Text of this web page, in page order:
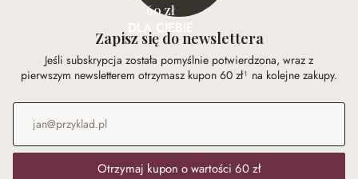
60 zł
DLA CIEBIE
Zapisz się do newslettera
Jeśli subskrypcja została pomyślnie potwierdzona, wraz z
pierwszym newsletterem otrzymasz kupon 60 zł¹ na kolejne zakupy.
Adres e-mail
Otrzymaj kupon o wartości 60 zł